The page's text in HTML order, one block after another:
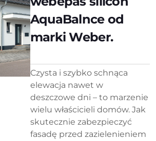
AquaBalnce od
marki Weber.
Czysta i szybko schnąca
elewacja nawet w
deszczowe dni – to marzenie
wielu właścicieli domów. Jak
skutecznie zabezpieczyć
fasadę przed zazielenieniem